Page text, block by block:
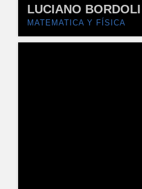
LUCIANO BORDOLI
MATEMATICA Y FÍSICA